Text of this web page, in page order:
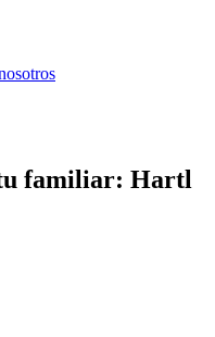
familiar: Hartl